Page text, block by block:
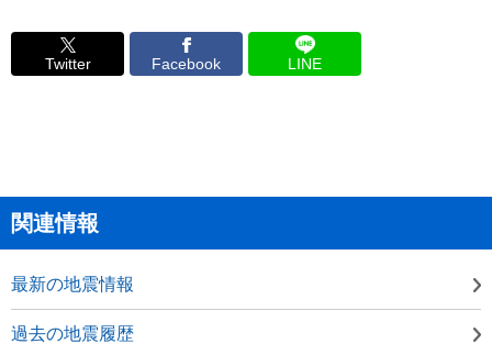
Twitter Facebook LINE
関連情報
最新の地震情報
過去の地震履歴